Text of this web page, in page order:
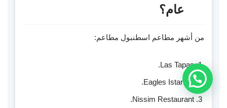
عام؟
من أشهر مطاعم اسطنبول مطاعم:
Las Tapas.
Eagles Istanbul.
Nissim Restaurant.
Whatsapp Chat